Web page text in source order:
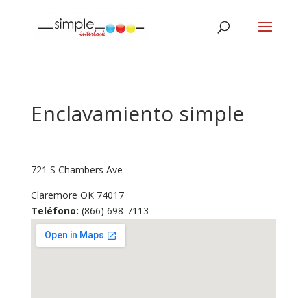
Enclavamiento simple
721 S Chambers Ave
Claremore OK 74017
Teléfono: (866) 698-7113